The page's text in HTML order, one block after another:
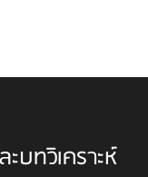
ะบทวิเคราะห์